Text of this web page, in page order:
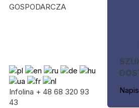
GOSPODARCZA
Infolina + 48 68 320 93
43